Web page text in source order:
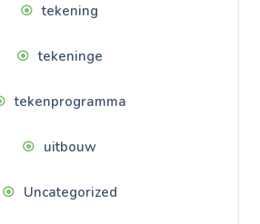
tekening
tekeninge
tekenprogramma
uitbouw
Uncategorized